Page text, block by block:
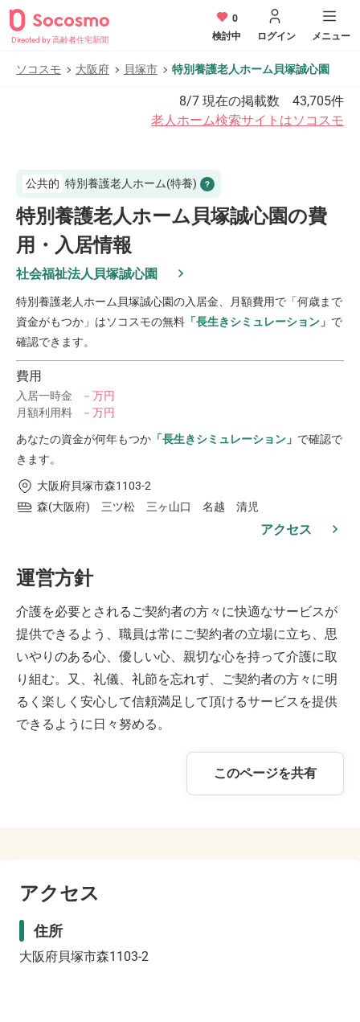
Directed by 高齢者住宅新聞
0
検討中
ログイン メニュー
ソコスモ 大阪府 貝塚市 特別養護老人ホーム貝塚誠心園
8/7 現在の掲載数 43,705件
老人ホーム検索サイトはソコスモ
公共的 特別養護老人ホーム(特養)
特別養護老人ホーム貝塚誠心園の費
用・入居情報
社会福祉法人貝塚誠心園
特別養護老人ホーム貝塚誠心園の入居金、月額費用で「何歳まで
資金がもつか」はソコスモの無料 「長生きシミュレーション」 で
確認できます。
費用
入居一時金
－万円
月額利用料
－万円
あなたの資金が何年もつか 「長生きシミュレーション」 で確認で
きます。
大阪府貝塚市森1103-2
森(大阪府) 三ツ松 三ヶ山口 名越 清児
アクセス
運営方針
介護を必要とされるご契約者の方々に快適なサービスが
提供できるよう、職員は常にご契約者の立場に立ち、思
いやりのある心、優しい心、親切な心を持って介護に取
り組む。又、礼儀、礼節を忘れず、ご契約者の方々に明
るく楽しく安心して信頼満足して頂けるサービスを提供
できるように日々努める。
このページを共有
アクセス
住所
大阪府貝塚市森1103-2